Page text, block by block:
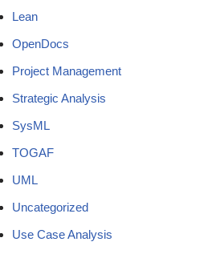
Lean
OpenDocs
Project Management
Strategic Analysis
SysML
TOGAF
UML
Uncategorized
Use Case Analysis